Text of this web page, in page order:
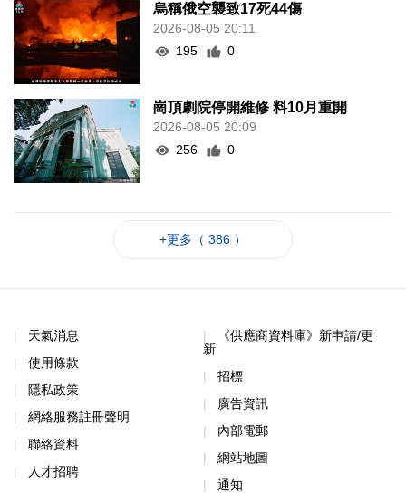
烏稱俄空襲致17死44傷
2026-08-05 20:11
195
0
崗頂劇院停開維修 料10月重開
2026-08-05 20:09
256
0
+更多（ 386 ）
天氣消息
使用條款
隱私政策
網絡服務註冊聲明
聯絡資料
人才招聘
《供應商資料庫》新申請/更
新
招標
廣告資訊
內部電郵
網站地圖
通知